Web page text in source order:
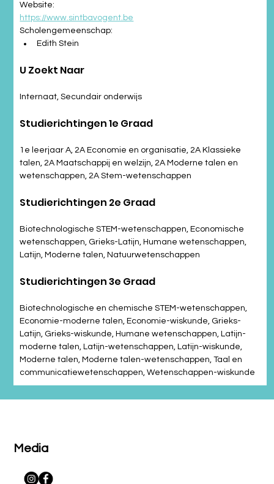
Website:
https://www.sintbavogent.be
Scholengemeenschap:
Edith Stein
U Zoekt Naar
Internaat, Secundair onderwijs
Studierichtingen 1e Graad
1e leerjaar A, 2A Economie en organisatie, 2A Klassieke
talen, 2A Maatschappij en welzijn, 2A Moderne talen en
wetenschappen, 2A Stem-wetenschappen
Studierichtingen 2e Graad
Biotechnologische STEM-wetenschappen, Economische
wetenschappen, Grieks-Latijn, Humane wetenschappen,
Latijn, Moderne talen, Natuurwetenschappen
Studierichtingen 3e Graad
Biotechnologische en chemische STEM-wetenschappen,
Economie-moderne talen, Economie-wiskunde, Grieks-
Latijn, Grieks-wiskunde, Humane wetenschappen, Latijn-
moderne talen, Latijn-wetenschappen, Latijn-wiskunde,
Moderne talen, Moderne talen-wetenschappen, Taal en
communicatiewetenschappen, Wetenschappen-wiskunde
Media